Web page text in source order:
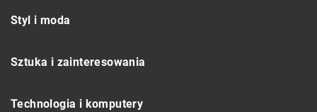
Styl i moda
Sztuka i zainteresowania
Technologia i komputery